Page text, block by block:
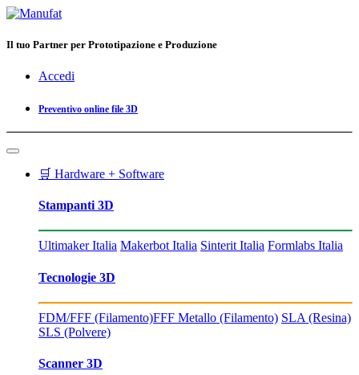
Il tuo Partner per Prototipazione e Produzione
Accedi
Preventivo online file 3D
🛒 Hardware + Software
Stampanti 3D
Ultimaker Italia Makerbot Italia Sinterit Italia Formlabs Italia
Tecnologie 3D
FDM/FFF (Filamento)FFF Metallo (Filamento) SLA (Resina)
SLS (Polvere)
Scanner 3D